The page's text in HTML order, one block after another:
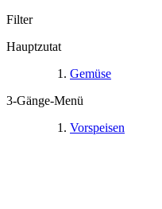
Filter
Hauptzutat
Gemüse
3-Gänge-Menü
Vorspeisen